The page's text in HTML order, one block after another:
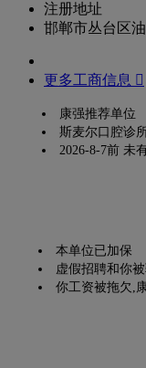
注册地址
邯郸市丛台区
更多工商信息 
康强推荐单位
斯麦尔口腔诊
2026-8-7前 未
本单位已加保
虚假招聘和你
你工资被拖欠,